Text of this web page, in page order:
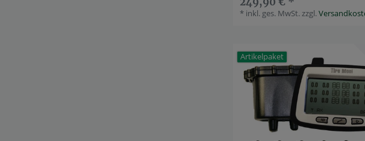
* inkl. ges. MwSt.zzgl.
Artikelpaket